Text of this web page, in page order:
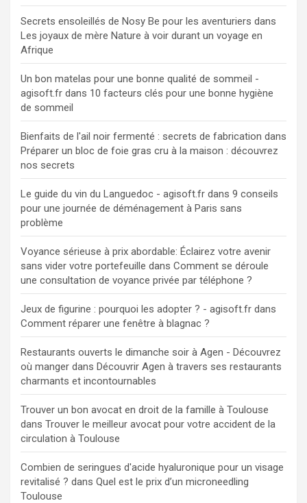
Secrets ensoleillés de Nosy Be pour les aventuriers dans
Les joyaux de mère Nature à voir durant un voyage en
Afrique
Un bon matelas pour une bonne qualité de sommeil -
agisoft.fr dans 10 facteurs clés pour une bonne hygiène
de sommeil
Bienfaits de l'ail noir fermenté : secrets de fabrication dans
Préparer un bloc de foie gras cru à la maison : découvrez
nos secrets
Le guide du vin du Languedoc - agisoft.fr dans 9 conseils
pour une journée de déménagement à Paris sans
problème
Voyance sérieuse à prix abordable: Éclairez votre avenir
sans vider votre portefeuille dans Comment se déroule
une consultation de voyance privée par téléphone ?
Jeux de figurine : pourquoi les adopter ? - agisoft.fr dans
Comment réparer une fenêtre à blagnac ?
Restaurants ouverts le dimanche soir à Agen - Découvrez
où manger dans Découvrir Agen à travers ses restaurants
charmants et incontournables
Trouver un bon avocat en droit de la famille à Toulouse
dans Trouver le meilleur avocat pour votre accident de la
circulation à Toulouse
Combien de seringues d'acide hyaluronique pour un visage
revitalisé ? dans Quel est le prix d’un microneedling
Toulouse